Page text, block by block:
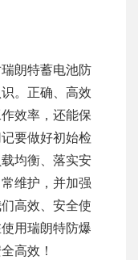
朗特蓄电池防
。正确、高效
效率，还能保
要做好初始检
均衡、落实安
维护，并加强
高效、安全使
用瑞朗特防爆
高效！